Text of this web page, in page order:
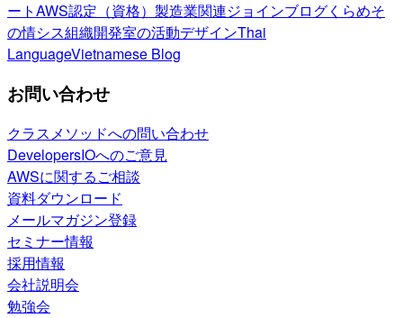
ートAWS認定（資格） 製造業関連ジョインブログくらめそ
の情シス組織開発室の活動デザインThai
LanguageVietnamese Blog
お問い合わせ
クラスメソッドへの問い合わせ
DevelopersIOへのご意見
AWSに関するご相談
資料ダウンロード
メールマガジン登録
セミナー情報
採用情報
会社説明会
勉強会